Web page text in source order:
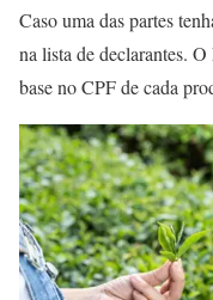
Caso uma das partes
na lista de declarantes.
base no CPF de cada